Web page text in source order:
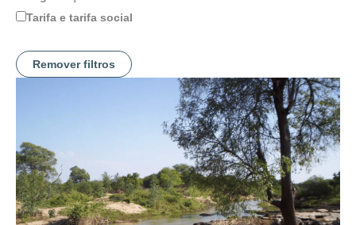
Tarifa e tarifa social
Remover filtros